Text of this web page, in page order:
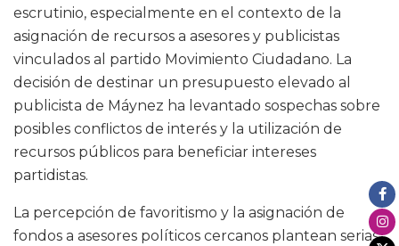
escrutinio, especialmente en el contexto de la
asignación de recursos a asesores y publicistas
vinculados al partido Movimiento Ciudadano. La
decisión de destinar un presupuesto elevado al
publicista de Máynez ha levantado sospechas sobre
posibles conflictos de interés y la utilización de
recursos públicos para beneficiar intereses
partidistas.
La percepción de favoritismo y la asignación de
fondos a asesores políticos cercanos plantean serias